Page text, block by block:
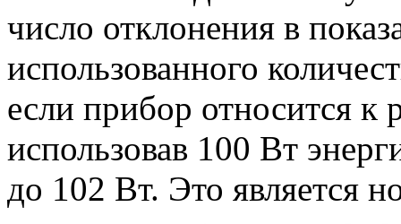
число отклонения в
использованного
если прибор относится к
использовав 100 Вт
до 102 Вт. Это является